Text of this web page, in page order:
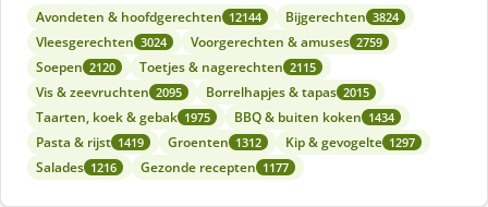
Avondeten & hoofdgerechten 12144 Bijgerechten 3824
Vleesgerechten 3024 Voorgerechten & amuses 2759
Soepen 2120 Toetjes & nagerechten 2115
Vis & zeevruchten 2095 Borrelhapjes & tapas 2015
Taarten, koek & gebak 1975 BBQ & buiten koken 1434
Pasta & rijst 1419 Groenten 1312 Kip & gevogelte 1297
Salades 1216 Gezonde recepten 1177